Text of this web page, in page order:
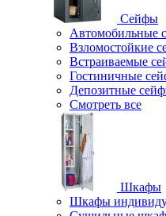
Сейфы
Автомобильные
Взломостойкие
Встраиваемые
Гостиничные
Депозитные
Смотреть все
Шкафы
Шкафы